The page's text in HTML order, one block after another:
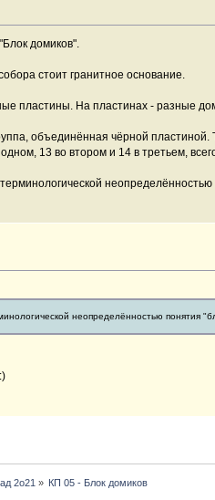
домиков".
стоит гранитное основание.
пластины. На пластинах - разные
объединённая чёрной
13 во втором и 14 в третьем,
неопределённостью
неопределённостью понятия
2о21 » КП 05 - Блок домиков